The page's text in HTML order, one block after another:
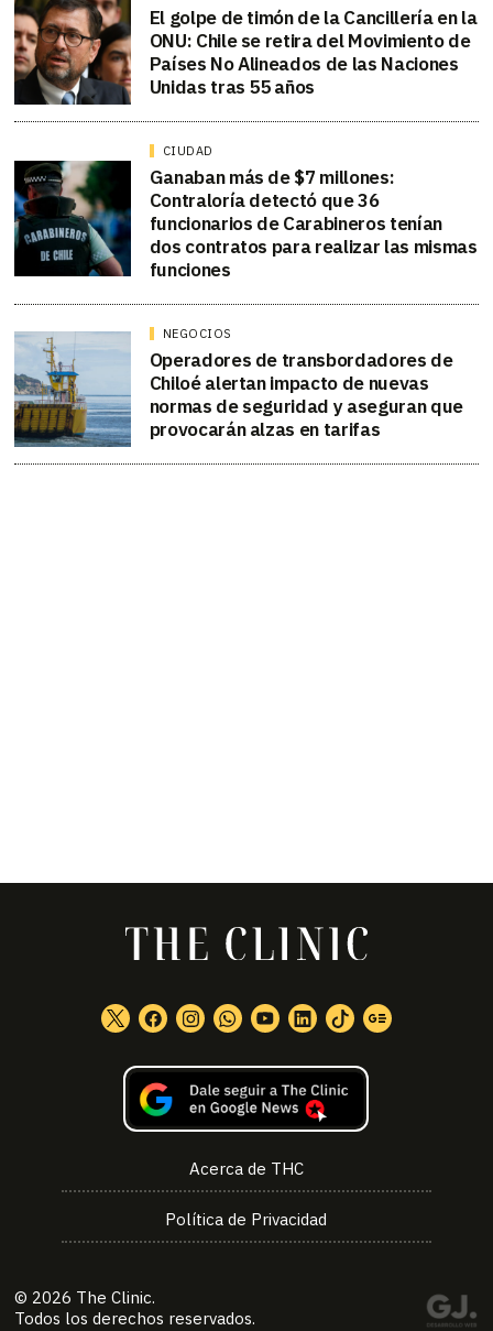
El golpe de timón de la Cancillería en la
ONU: Chile se retira del Movimiento de
Países No Alineados de las Naciones
Unidas tras 55 años
CIUDAD
Ganaban más de $7 millones:
Contraloría detectó que 36
funcionarios de Carabineros tenían
dos contratos para realizar las mismas
funciones
NEGOCIOS
Operadores de transbordadores de
Chiloé alertan impacto de nuevas
normas de seguridad y aseguran que
provocarán alzas en tarifas
Acerca de THC
Política de Privacidad
© 2026 The Clinic.
Todos los derechos reservados.